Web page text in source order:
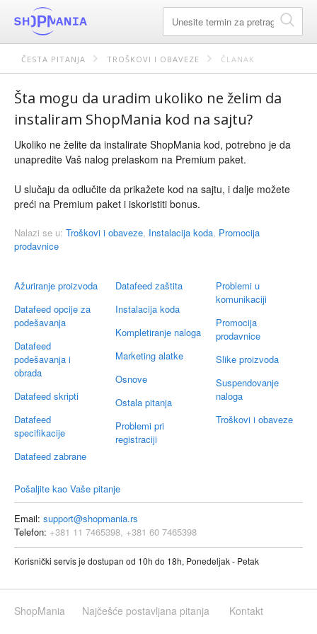
ČESTA PITANJA TROŠKOVI I OBAVEZE ČLANAK
Ažuriranje proizvoda
Datafeed opcije za
podešavanja
Datafeed
podešavanja i
obrada
Datafeed skripti
Datafeed
specifikacije
Datafeed zabrane
Datafeed zaštita
Instalacija koda
Kompletiranje naloga
Marketing alatke
Osnove
Ostala pitanja
Problemi pri
registraciji
Problemi u
komunikaciji
Promocija
prodavnice
Slike proizvoda
Suspendovanje
naloga
Troškovi i obaveze
Šta mogu da uradim ukoliko ne želim da
instaliram ShopMania kod na sajtu?
Ukoliko ne želite da instalirate ShopMania kod, potrebno je da
unapredite Vaš nalog prelaskom na Premium paket.
U slučaju da odlučite da prikažete kod na sajtu, i dalje možete
preći na Premium paket i iskoristiti bonus.
Nalazi se u: Troškovi i obaveze, Instalacija koda, Promocija
prodavnice
Pošaljite kao Vaše pitanje
Email: support@shopmania.rs
Telefon: +381 11 7465398, +381 60 7465398
Korisnički servis je dostupan od 10h do 18h, Ponedeljak - Petak
ShopMania Najčešće postavljana pitanja Kontakt